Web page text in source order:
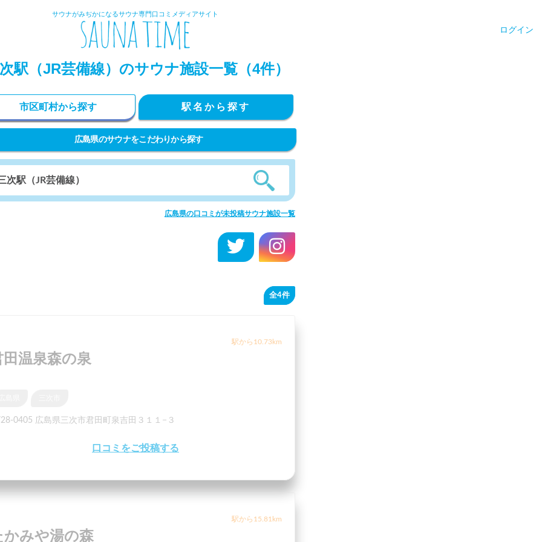
サウナがみぢかになるサウナ専門口コミメディアサイト
ログイン
駅（JR芸備線）のサウナ施設一覧（4件）
市区町村から探す 駅名から探す
広島県のサウナをこだわりから探す
広島県の口コミが未投稿サウナ施設一覧
全4件
駅から10.73km
田温泉森の泉
0405 広島県三次市君田町泉吉田３１１−３
口コミをご投稿する
駅から15.81km
かみや湯の森